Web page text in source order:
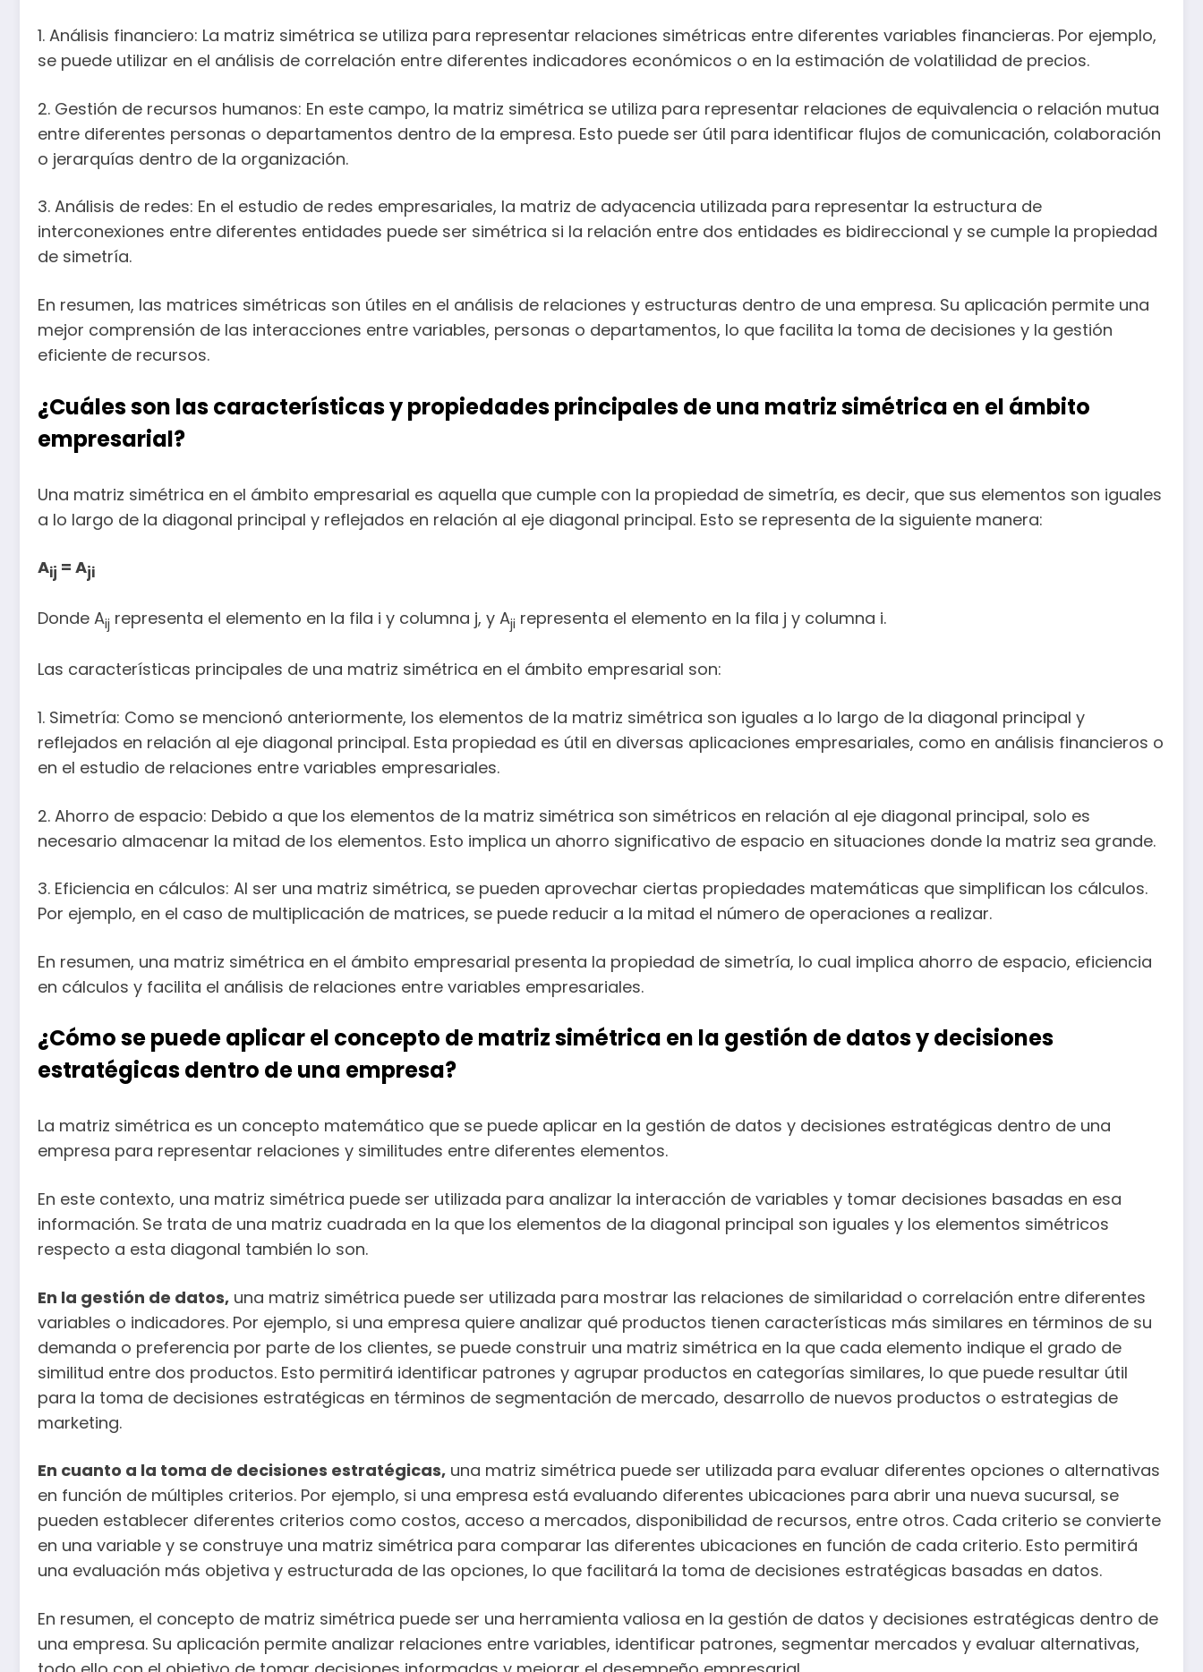
1. Análisis financiero: La matriz simétrica se utiliza para representar relaciones simétricas entre diferentes variables financieras. Por ejemplo,
se puede utilizar en el análisis de correlación entre diferentes indicadores económicos o en la estimación de volatilidad de precios.
2. Gestión de recursos humanos: En este campo, la matriz simétrica se utiliza para representar relaciones de equivalencia o relación mutua
entre diferentes personas o departamentos dentro de la empresa. Esto puede ser útil para identificar flujos de comunicación, colaboración
o jerarquías dentro de la organización.
3. Análisis de redes: En el estudio de redes empresariales, la matriz de adyacencia utilizada para representar la estructura de
interconexiones entre diferentes entidades puede ser simétrica si la relación entre dos entidades es bidireccional y se cumple la propiedad
de simetría.
En resumen, las matrices simétricas son útiles en el análisis de relaciones y estructuras dentro de una empresa. Su aplicación permite una
mejor comprensión de las interacciones entre variables, personas o departamentos, lo que facilita la toma de decisiones y la gestión
eficiente de recursos.
¿Cuáles son las características y propiedades principales de una matriz simétrica en el ámbito
empresarial?
Una matriz simétrica en el ámbito empresarial es aquella que cumple con la propiedad de simetría, es decir, que sus elementos son iguales
a lo largo de la diagonal principal y reflejados en relación al eje diagonal principal. Esto se representa de la siguiente manera:
Aij = Aji
Donde Aij representa el elemento en la fila i y columna j, y Aji representa el elemento en la fila j y columna i.
Las características principales de una matriz simétrica en el ámbito empresarial son:
1. Simetría: Como se mencionó anteriormente, los elementos de la matriz simétrica son iguales a lo largo de la diagonal principal y
reflejados en relación al eje diagonal principal. Esta propiedad es útil en diversas aplicaciones empresariales, como en análisis financieros o
en el estudio de relaciones entre variables empresariales.
2. Ahorro de espacio: Debido a que los elementos de la matriz simétrica son simétricos en relación al eje diagonal principal, solo es
necesario almacenar la mitad de los elementos. Esto implica un ahorro significativo de espacio en situaciones donde la matriz sea grande.
3. Eficiencia en cálculos: Al ser una matriz simétrica, se pueden aprovechar ciertas propiedades matemáticas que simplifican los cálculos.
Por ejemplo, en el caso de multiplicación de matrices, se puede reducir a la mitad el número de operaciones a realizar.
En resumen, una matriz simétrica en el ámbito empresarial presenta la propiedad de simetría, lo cual implica ahorro de espacio, eficiencia
en cálculos y facilita el análisis de relaciones entre variables empresariales.
¿Cómo se puede aplicar el concepto de matriz simétrica en la gestión de datos y decisiones
estratégicas dentro de una empresa?
La matriz simétrica es un concepto matemático que se puede aplicar en la gestión de datos y decisiones estratégicas dentro de una
empresa para representar relaciones y similitudes entre diferentes elementos.
En este contexto, una matriz simétrica puede ser utilizada para analizar la interacción de variables y tomar decisiones basadas en esa
información. Se trata de una matriz cuadrada en la que los elementos de la diagonal principal son iguales y los elementos simétricos
respecto a esta diagonal también lo son.
En la gestión de datos, una matriz simétrica puede ser utilizada para mostrar las relaciones de similaridad o correlación entre diferentes
variables o indicadores. Por ejemplo, si una empresa quiere analizar qué productos tienen características más similares en términos de su
demanda o preferencia por parte de los clientes, se puede construir una matriz simétrica en la que cada elemento indique el grado de
similitud entre dos productos. Esto permitirá identificar patrones y agrupar productos en categorías similares, lo que puede resultar útil
para la toma de decisiones estratégicas en términos de segmentación de mercado, desarrollo de nuevos productos o estrategias de
marketing.
En cuanto a la toma de decisiones estratégicas, una matriz simétrica puede ser utilizada para evaluar diferentes opciones o alternativas
en función de múltiples criterios. Por ejemplo, si una empresa está evaluando diferentes ubicaciones para abrir una nueva sucursal, se
pueden establecer diferentes criterios como costos, acceso a mercados, disponibilidad de recursos, entre otros. Cada criterio se convierte
en una variable y se construye una matriz simétrica para comparar las diferentes ubicaciones en función de cada criterio. Esto permitirá
una evaluación más objetiva y estructurada de las opciones, lo que facilitará la toma de decisiones estratégicas basadas en datos.
En resumen, el concepto de matriz simétrica puede ser una herramienta valiosa en la gestión de datos y decisiones estratégicas dentro de
una empresa. Su aplicación permite analizar relaciones entre variables, identificar patrones, segmentar mercados y evaluar alternativas,